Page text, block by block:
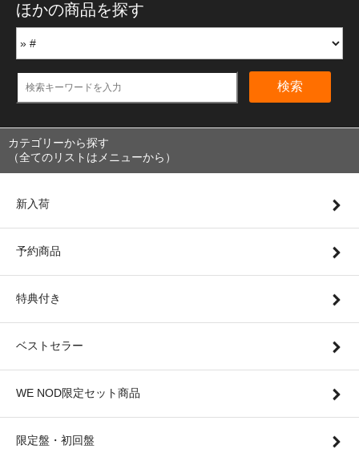
ほかの商品を探す
検索
カテゴリーから探す
（全てのリストはメニューから）
新入荷
予約商品
特典付き
ベストセラー
WE NOD限定セット商品
限定盤・初回盤